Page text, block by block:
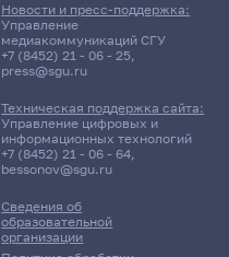
Сведения об
образовательной
организации
Новости и пресс-поддержка:
Управление
медиакоммуникаций СГУ
+7 (8452) 21 - 06 - 25,
press@sgu.ru
Техническая поддержка сайта:
Управление цифровых и
информационных технологий
+7 (8452) 21 - 06 - 64,
bessonov@sgu.ru